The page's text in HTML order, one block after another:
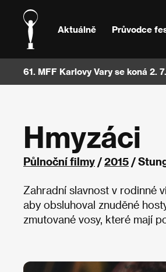
Aktuálně Průvodce
61. MFF Karlovy Vary se koná 2.
Hmyzáci
Půlnoční filmy /2015 /
Zahradní slavnost v rodinné
aby obsluhoval znuděné
zmutované vosy, které mají